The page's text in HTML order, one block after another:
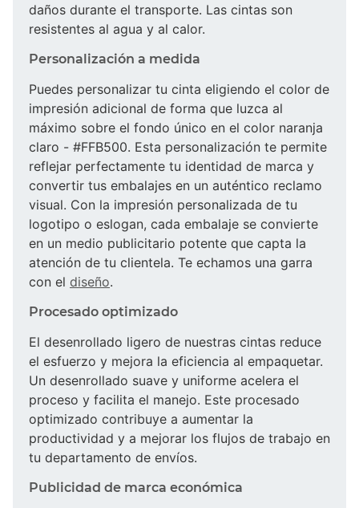
daños durante el transporte. Las cintas son
resistentes al agua y al calor.
Personalización a medida
Puedes personalizar tu cinta eligiendo el color de
impresión adicional de forma que luzca al
máximo sobre el fondo único en el color naranja
claro - #FFB500. Esta personalización te permite
reflejar perfectamente tu identidad de marca y
convertir tus embalajes en un auténtico reclamo
visual. Con la impresión personalizada de tu
logotipo o eslogan, cada embalaje se convierte
en un medio publicitario potente que capta la
atención de tu clientela. Te echamos una garra
con el diseño.
Procesado optimizado
El desenrollado ligero de nuestras cintas reduce
el esfuerzo y mejora la eficiencia al empaquetar.
Un desenrollado suave y uniforme acelera el
proceso y facilita el manejo. Este procesado
optimizado contribuye a aumentar la
productividad y a mejorar los flujos de trabajo en
tu departamento de envíos.
Publicidad de marca económica